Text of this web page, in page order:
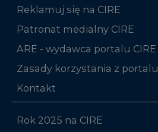
Reklamuj się na CIRE
Patronat medialny CIRE
ARE - wydawca portalu CIRE
Zasady korzystania z portalu
Kontakt
Rok 2025 na CIRE